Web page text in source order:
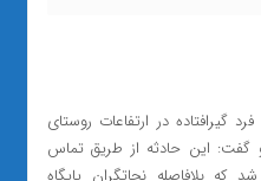
گیرافتاده در ارتفاعات روستای
گفت: این حادثه از طریق تماس
امداد ۱۱۲ گزارش شد که بلافاصله نجاتگران پایگاه